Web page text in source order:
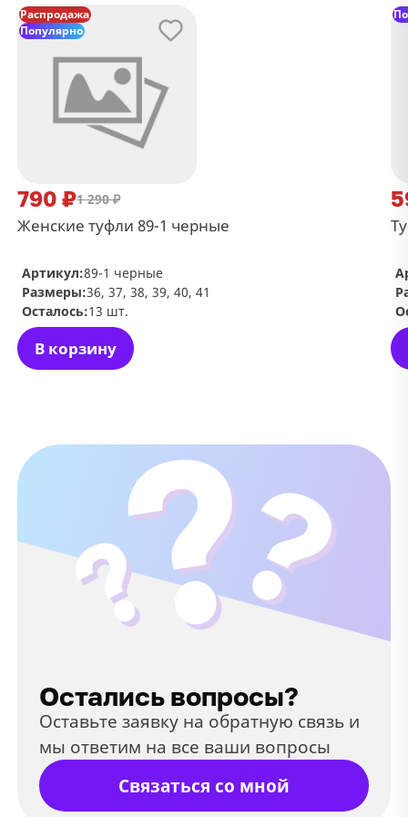
Распродажа
Популярно
790 ₽1 290 ₽
Женские туфли 89-1 черные
В корзину
Артикул:89-1 черные
Размеры:36, 37, 38, 39, 40, 41
Осталось:13 шт.
Остались вопросы?
Оставьте заявку на обратную связь и
мы ответим на все ваши вопросы
Связаться со мной